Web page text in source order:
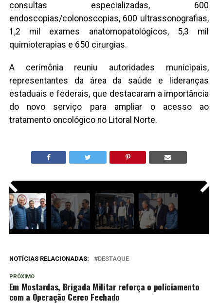
consultas especializadas, 600
endoscopias/colonoscopias, 600 ultrassonografias,
1,2 mil exames anatomopatológicos, 5,3 mil
quimioterapias e 650 cirurgias.
A cerimônia reuniu autoridades municipais,
representantes da área da saúde e lideranças
estaduais e federais, que destacaram a importância
do novo serviço para ampliar o acesso ao
tratamento oncológico no Litoral Norte.
< >
NOTÍCIAS RELACIONADAS: DESTAQUE
PRÓXIMO
Em Mostardas, Brigada Militar reforça o policiamento
com a Operação Cerco Fechado